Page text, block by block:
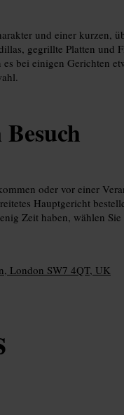
und einer kurzen,
gegrillte Platten und
bei einigen Gerichten
oder vor einer
Hauptgericht
Zeit haben, wählen
London SW7 4QT, UK